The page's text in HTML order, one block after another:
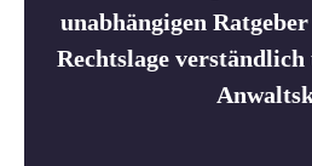
unabhängigen
Rechtslage